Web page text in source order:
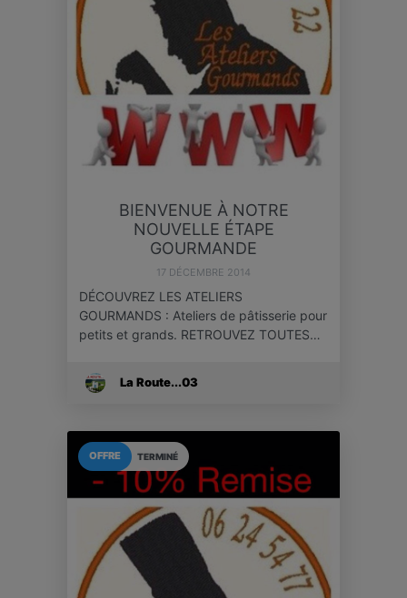
BIENVENUE À NOTRE
NOUVELLE ÉTAPE
GOURMANDE
17 DÉCEMBRE 2014
DÉCOUVREZ LES ATELIERS
GOURMANDS : Ateliers de pâtisserie pour
petits et grands. RETROUVEZ TOUTES…
La Route...03
TERMINÉ
OFFRE